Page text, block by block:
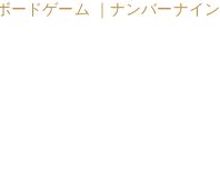
ードゲーム ｜ナンバーナイン